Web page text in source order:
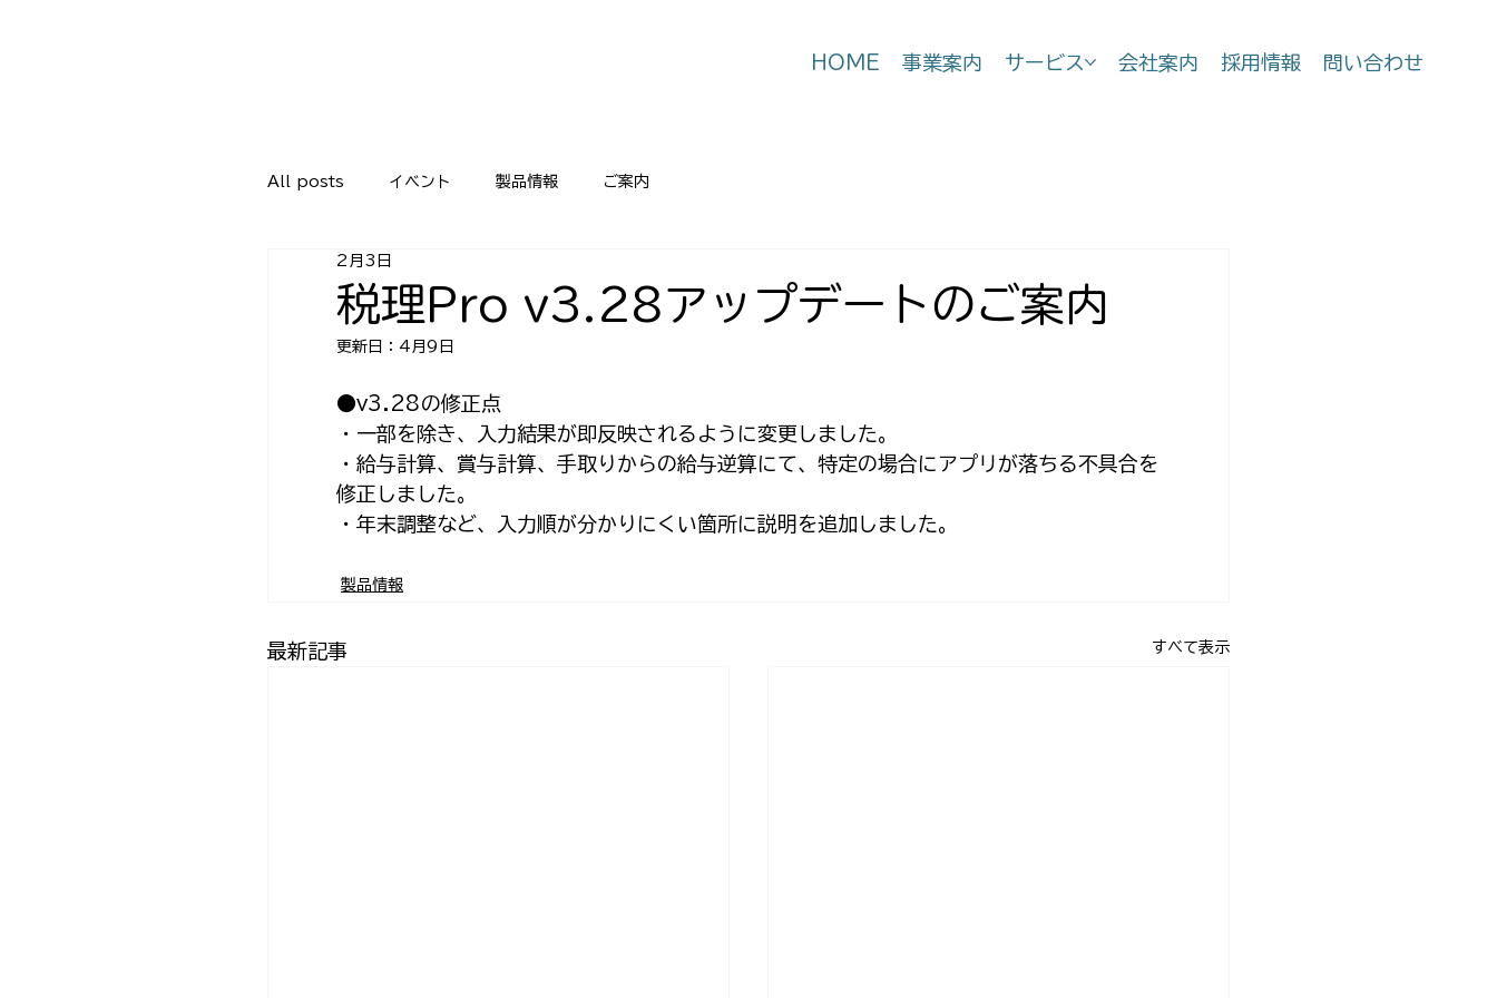
HOME 事業案内 サービス 会社案内 採用情報 問い合わせ
All posts イベント 製品情報 ご案内
税理Pro v3.28アップデートのご案内
2月3日
更新日： 4月9日
●v3.28の修正点
・一部を除き、入力結果が即反映されるように変更しました。
・給与計算、賞与計算、手取りからの給与逆算にて、特定の場合にアプリが落ちる不具合を
修正しました。
・年末調整など、入力順が分かりにくい箇所に説明を追加しました。
製品情報
最新記事 すべて表示